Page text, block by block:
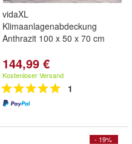
vidaXL
Klimaanlagenabdeckung
Anthrazit 100 x 50 x 70 cm
144,99 €
Kostenloser Versand
1
- 19%